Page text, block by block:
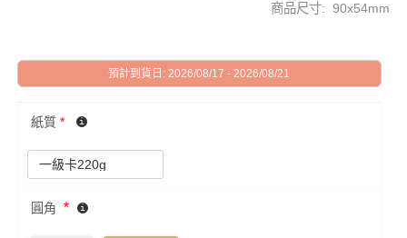
商品尺寸: 90x54mm
預計到貨日: 2026/08/17 - 2026/08/21
紙質 *
圓角 *